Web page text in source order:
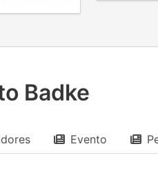
Badke
Evento